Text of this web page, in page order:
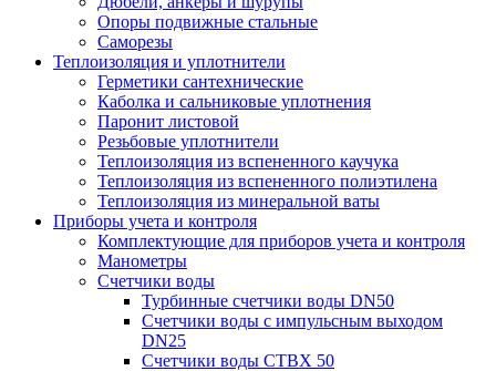
Опоры подвижные стальные
Саморезы
Теплоизоляция и уплотнители
Герметики сантехнические
Каболка и сальниковые уплотнения
Паронит листовой
Резьбовые уплотнители
Теплоизоляция из вспененного каучука
Теплоизоляция из вспененного полиэтилена
Теплоизоляция из минеральной ваты
Приборы учета и контроля
Комплектующие для приборов учета и контроля
Манометры
Счетчики воды
Турбинные счетчики воды DN50
Счетчики воды с импульсным выходом
DN25
Счетчики воды СТВХ 50